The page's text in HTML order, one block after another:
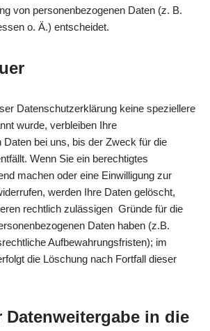
von personenbezogenen Daten (z. B.
o. Ä.) entscheidet.
Datenschutzerklärung keine speziellere
wurde, verbleiben Ihre
Daten bei uns, bis der Zweck für die
Wenn Sie ein berechtigtes
machen oder eine Einwilligung zur
werden Ihre Daten gelöscht,
rechtlich zulässigen Gründe für die
Daten haben (z.B.
Aufbewahrungsfristen); im
die Löschung nach Fortfall dieser
Datenweitergabe in die